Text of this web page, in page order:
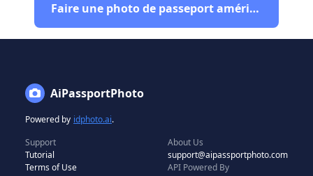
Faire une photo de passeport américain
AiPassportPhoto
Powered by idphoto.ai.
Support
Tutorial
Terms of Use
About Us
support@aipassportphoto.com
API Powered By